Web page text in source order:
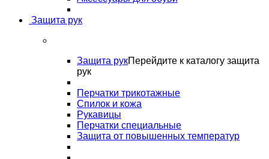
Защита рук
Защита рукПерейдите к каталогу защита
рук
Перчатки трикотажные
Спилок и кожа
Рукавицы
Перчатки специальные
Защита от повышенных температур